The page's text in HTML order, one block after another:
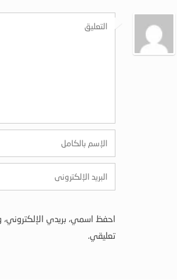
احفظ اسمي، بريدي
تعليقي.